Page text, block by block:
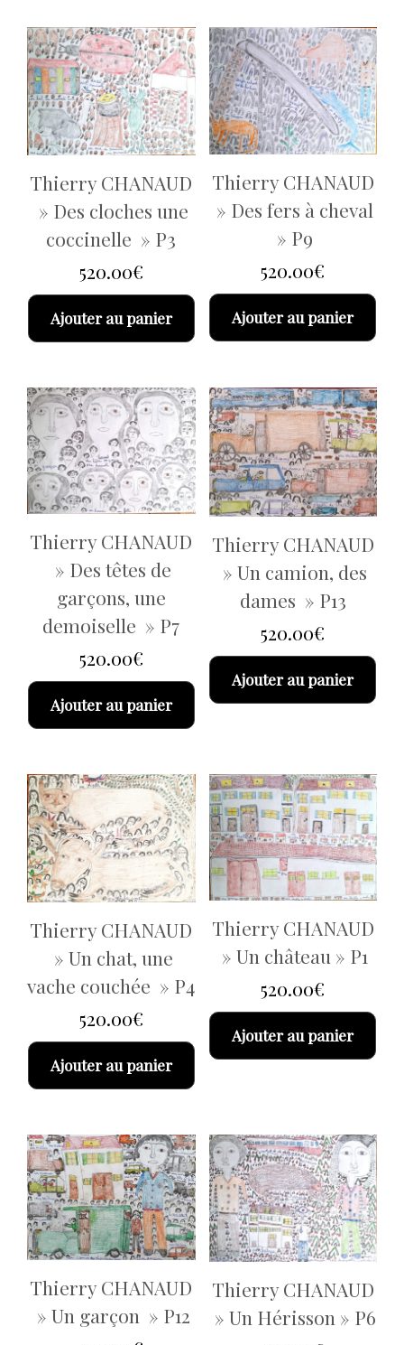
Thierry CHANAUD
» Des cloches une
coccinelle » P3
520.00€
Ajouter au panier
Thierry CHANAUD
» Des fers à cheval
» P9
520.00€
Ajouter au panier
Thierry CHANAUD
» Des têtes de
garçons, une
demoiselle » P7
520.00€
Ajouter au panier
Thierry CHANAUD
» Un camion, des
dames » P13
520.00€
Ajouter au panier
Thierry CHANAUD
» Un chat, une
vache couchée » P4
520.00€
Ajouter au panier
Thierry CHANAUD
» Un château » P1
520.00€
Ajouter au panier
Thierry CHANAUD
» Un garçon » P12
Thierry CHANAUD
» Un Hérisson » P6